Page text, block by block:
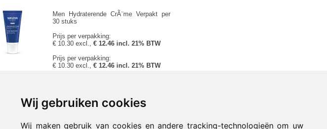
Wij gebruiken cookies
Wij maken gebruik van cookies en andere tracking-technologieën om uw
Men Hydraterende CrÃ¨me Verpakt per
30 stuks
Prijs per verpakking:
€ 10.30 excl., € 12.46 incl. 21% BTW
Prijs per verpakking:
€ 10.30 excl., € 12.46 incl. 21% BTW
Aantal: